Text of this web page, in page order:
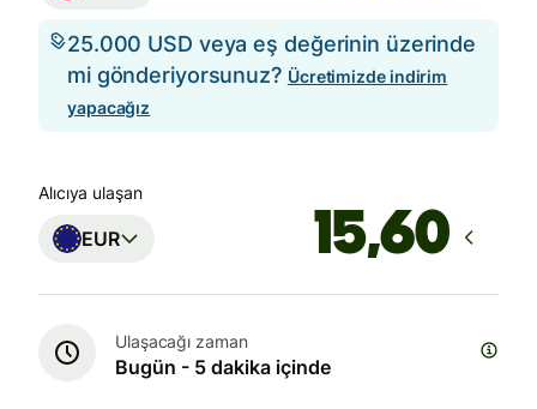
25.000 USD veya eş değerinin üzerinde
mi gönderiyorsunuz? Ücretimizde indirim
yapacağız
Alıcıya ulaşan
EUR
Ulaşacağı zaman
Bugün - 5 dakika içinde